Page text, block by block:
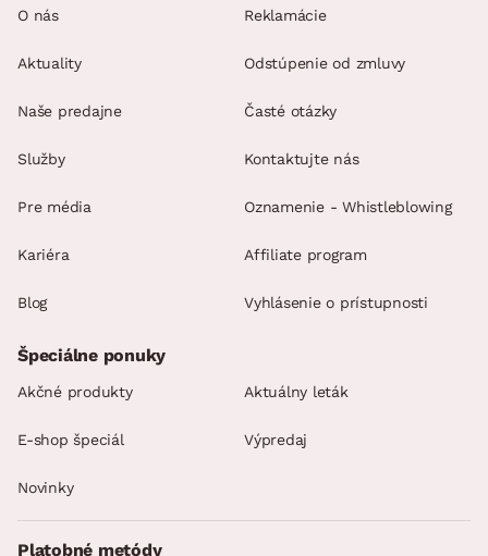
O nás
Aktuality
Naše predajne
Služby
Pre média
Kariéra
Blog
Reklamácie
Odstúpenie od zmluvy
Časté otázky
Kontaktujte nás
Oznamenie - Whistleblowing
Affiliate program
Vyhlásenie o prístupnosti
Špeciálne ponuky
Akčné produkty Aktuálny leták
E-shop špeciál Výpredaj
Novinky
Platobné metódy